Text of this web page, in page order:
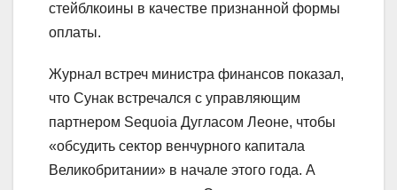
стейблкоины в качестве признанной формы
оплаты.
Журнал встреч министра финансов показал,
что Сунак встречался с управляющим
партнером Sequoia Дугласом Леоне, чтобы
«обсудить сектор венчурного капитала
Великобритании» в начале этого года. А